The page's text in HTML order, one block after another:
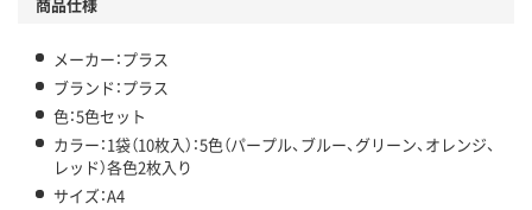
メーカー：プラス
ブランド：プラス
色：5色セット
カラー：1袋（10枚入）：5色（パープル、ブルー、グリーン、オレンジ、
レッド）各色2枚入り
サイズ：A4